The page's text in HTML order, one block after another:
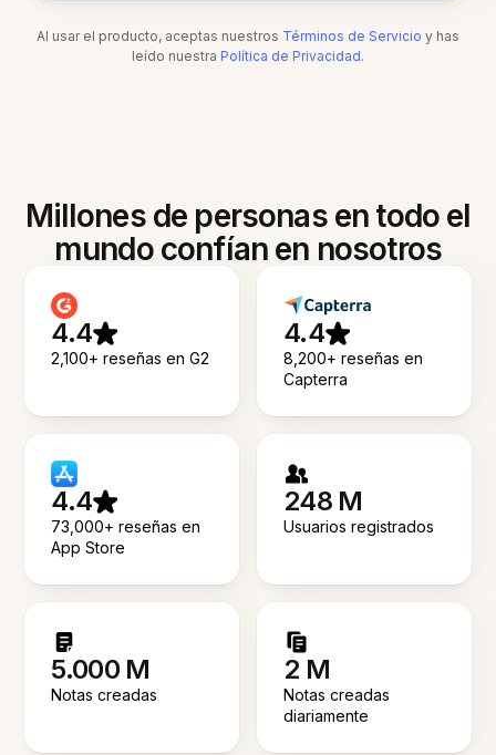
Al usar el producto, aceptas nuestros Términos de Servicio y has
leído nuestra Política de Privacidad.
Millones de personas en todo el
mundo confían en nosotros
4.4
2,100+ reseñas en G2
4.4
8,200+ reseñas en
Capterra
4.4
73,000+ reseñas en
App Store
248 M
Usuarios registrados
5.000 M
Notas creadas
2 M
Notas creadas
diariamente